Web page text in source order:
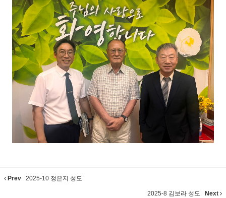
Prev 2025-10 정은지 성도
2025-8 김보라 성도 Next